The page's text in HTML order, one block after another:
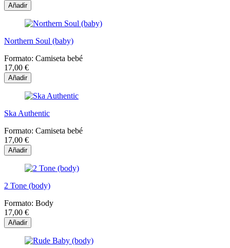
Añadir
Northern Soul (baby)
Formato: Camiseta bebé
17,00 €
Añadir
Ska Authentic
Formato: Camiseta bebé
17,00 €
Añadir
2 Tone (body)
Formato: Body
17,00 €
Añadir